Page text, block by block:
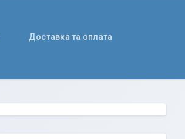
Доставка та оплата